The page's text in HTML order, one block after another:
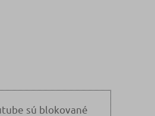
sú blokované